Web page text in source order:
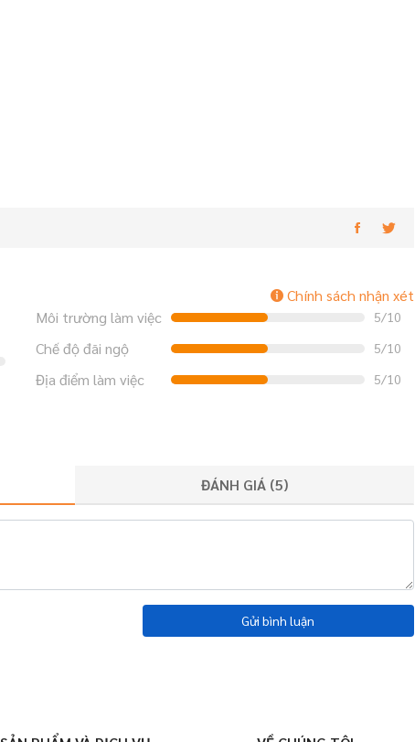
Chính sách nhận xét
Môi trường làm việc
5/10
Chế độ đãi ngộ 5/10
Địa điểm làm việc 5/10
ĐÁNH GIÁ (5)
Gửi bình luận